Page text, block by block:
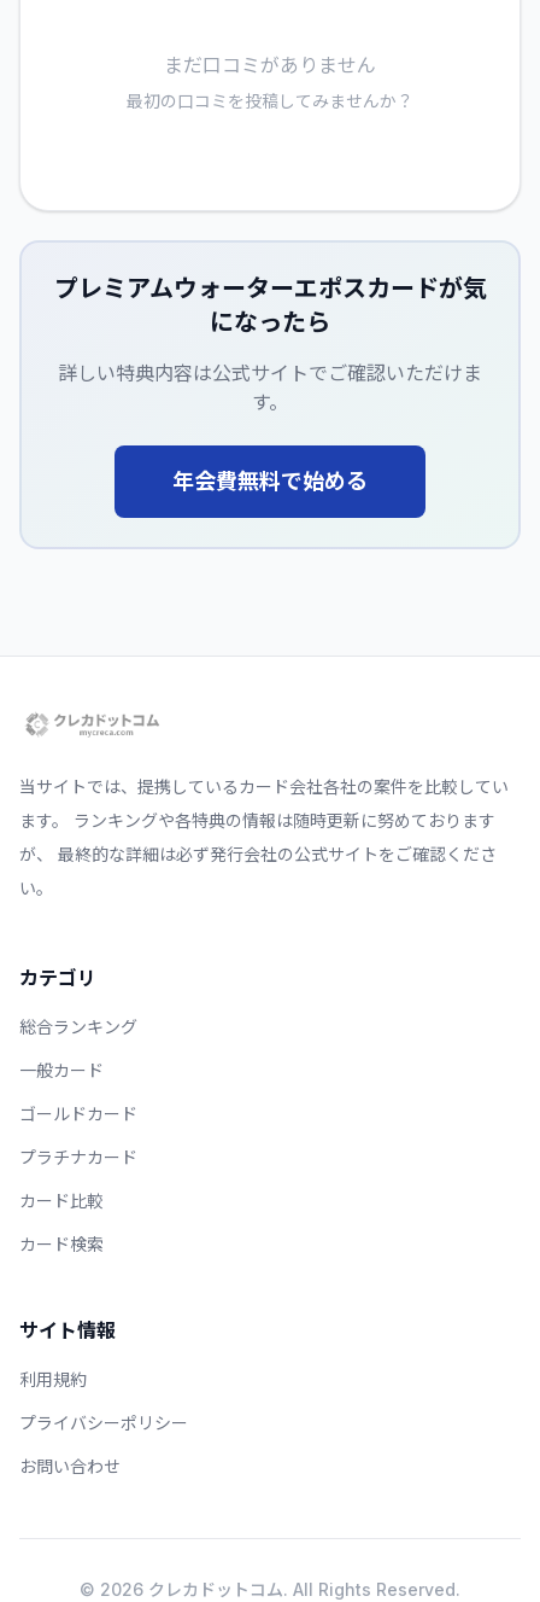
まだ口コミがありません
最初の口コミを投稿してみませんか？
プレミアムウォーターエポスカードが気
になったら
詳しい特典内容は公式サイトでご確認いただけま
す。
年会費無料で始める
当サイトでは、提携しているカード会社各社の案件を比較してい
ます。 ランキングや各特典の情報は随時更新に努めております
が、 最終的な詳細は必ず発行会社の公式サイトをご確認くださ
い。
カテゴリ
総合ランキング
一般カード
ゴールドカード
プラチナカード
カード比較
カード検索
サイト情報
利用規約
プライバシーポリシー
お問い合わせ
© 2026 クレカドットコム. All Rights Reserved.